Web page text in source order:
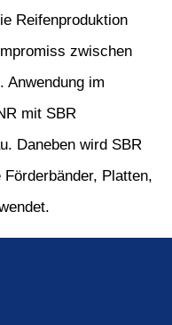
Reifenproduktion
zwischen
Anwendung im
mit SBR
Daneben wird SBR
Platten,